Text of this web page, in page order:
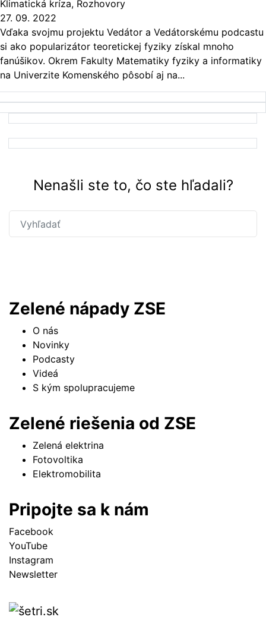
Klimatická kríza, Rozhovory
27. 09. 2022
Vďaka svojmu projektu Vedátor a Vedátorskému podcastu
si ako popularizátor teoretickej fyziky získal mnoho
fanúšikov. Okrem Fakulty Matematiky fyziky a informatiky
na Univerzite Komenského pôsobí aj na...
Nenašli ste to, čo ste hľadali?
Zelené nápady ZSE
O nás
Novinky
Podcasty
Videá
S kým spolupracujeme
Zelené riešenia od ZSE
Zelená elektrina
Fotovoltika
Elektromobilita
Pripojte sa k nám
Facebook
YouTube
Instagram
Newsletter